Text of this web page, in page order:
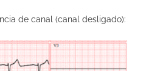
de canal (canal desligado):